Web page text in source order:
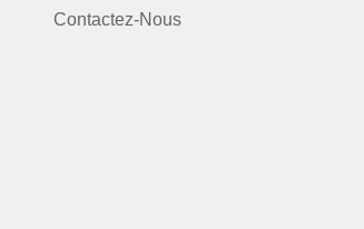
Contactez-Nous